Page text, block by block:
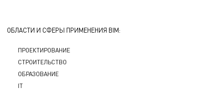
ОБЛАСТИ И СФЕРЫ ПРИМЕНЕНИЯ BIM:
ПРОЕКТИРОВАНИЕ
СТРОИТЕЛЬСТВО
ОБРАЗОВАНИЕ
IT